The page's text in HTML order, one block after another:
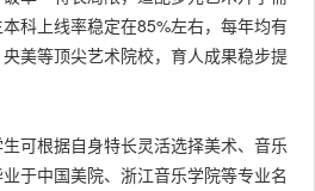
科上线率稳定在85%左右，每年均有
美等顶尖艺术院校，育人成果稳步提
可根据自身特长灵活选择美术、音乐
于中国美院、浙江音乐学院等专业名